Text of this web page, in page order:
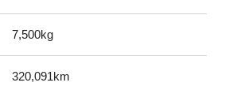
7,500kg
320,091km